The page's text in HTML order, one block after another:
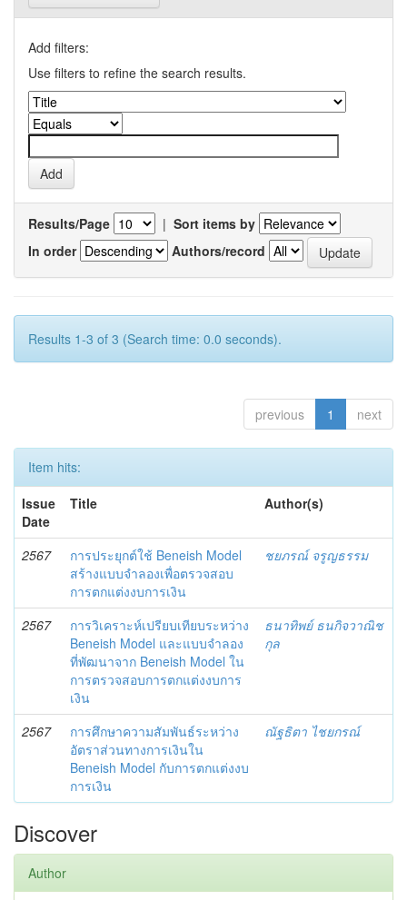
Add filters:
Use filters to refine the search results.
Results/Page | Sort items by
In order
Authors/record
Results 1-3 of 3 (Search time: 0.0 seconds).
previous 1 next
Item hits:
Issue
Date
Title Author(s)
2567
การประยุกต์ใช้ Beneish Model
สร้างแบบจำลองเพื่อตรวจสอบ
การตกแต่งงบการเงิน
ชยภรณ์ จรูญธรรม
2567
การวิเคราะห์เปรียบเทียบระหว่าง
Beneish Model และแบบจำลอง
ที่พัฒนาจาก Beneish Model ใน
การตรวจสอบการตกแต่งงบการ
เงิน
ธนาทิพย์ ธนกิจวาณิช
กุล
2567
การศึกษาความสัมพันธ์ระหว่าง
อัตราส่วนทางการเงินใน
Beneish Model กับการตกแต่งงบ
การเงิน
ณัฐธิตา ไชยกรณ์
Discover
Author